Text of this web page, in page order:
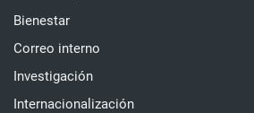
Bienestar
Correo interno
Investigación
Internacionalización